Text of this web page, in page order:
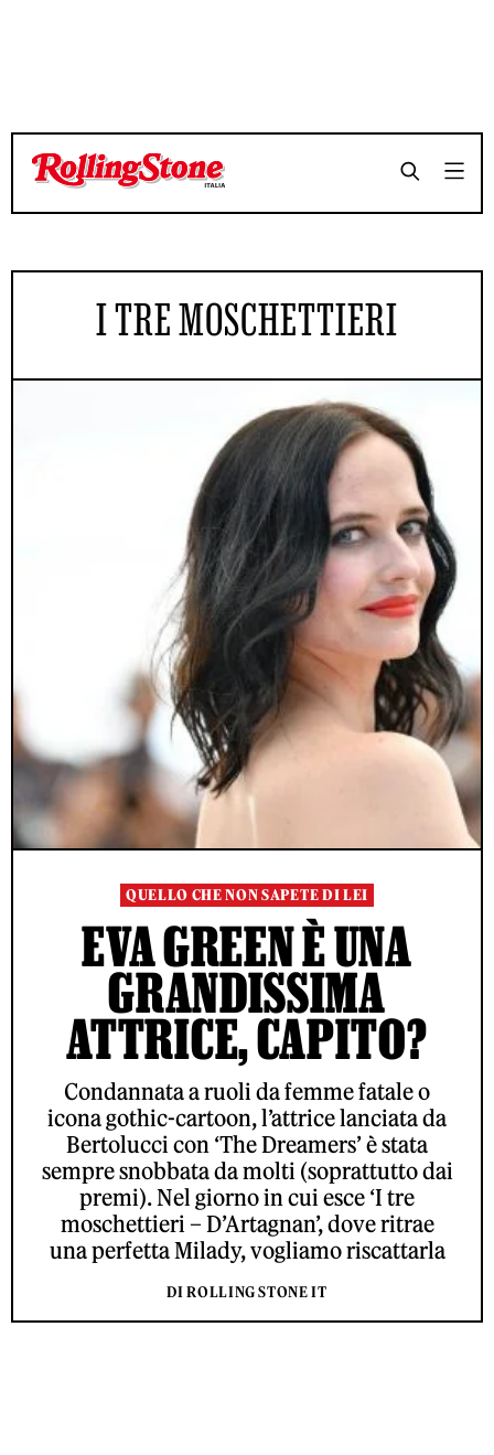
I TRE MOSCHETTIERI
QUELLO CHE NON SAPETE DI LEI
EVA GREEN È UNA
GRANDISSIMA
ATTRICE, CAPITO?
Condannata a ruoli da femme fatale o
icona gothic-cartoon, l’attrice lanciata da
Bertolucci con ‘The Dreamers’ è stata
sempre snobbata da molti (soprattutto dai
premi). Nel giorno in cui esce ‘I tre
moschettieri – D’Artagnan’, dove ritrae
una perfetta Milady, vogliamo riscattarla
DI ROLLING STONE IT